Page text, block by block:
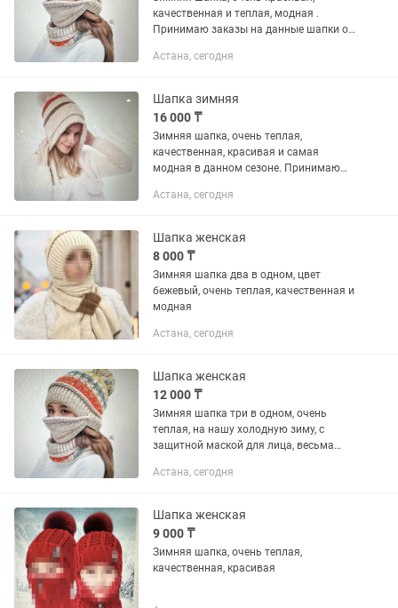
качественная и теплая, модная .
Принимаю заказы на данные шапки от
Астана, сегодня
Шапка зимняя
16 000 ₸
Зимняя шапка, очень теплая,
качественная, красивая и самая
модная в данном сезоне. Принимаю
цена на заказ 10 тысяч тенге.
Астана, сегодня
Шапка женская
8 000 ₸
Зимняя шапка два в одном, цвет
бежевый, очень теплая, качественная и
модная
Астана, сегодня
Шапка женская
12 000 ₸
Зимняя шапка три в одном, очень
теплая, на нашу холодную зиму, с
защитной маской для лица, весьма
но и для тех, кто бережет лицо от
Астана, сегодня
Шапка женская
9 000 ₸
Зимняя шапка, очень теплая,
качественная, красивая